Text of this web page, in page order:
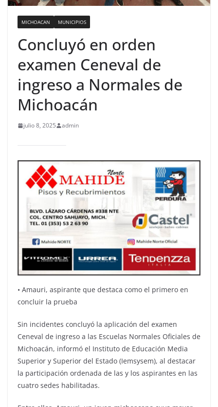
MICHOACAN MUNICIPIOS
Concluyó en orden
examen Ceneval de
ingreso a Normales de
Michoacán
julio 8, 2025 admin
•⁠ ⁠Amauri, aspirante que destaca como el primero en
concluir la prueba
Sin incidentes concluyó la aplicación del examen
Ceneval de ingreso a las Escuelas Normales Oficiales de
Michoacán, informó el Instituto de Educación Media
Superior y Superior del Estado (Iemsysem), al destacar
la participación ordenada de las y los aspirantes en las
cuatro sedes habilitadas.